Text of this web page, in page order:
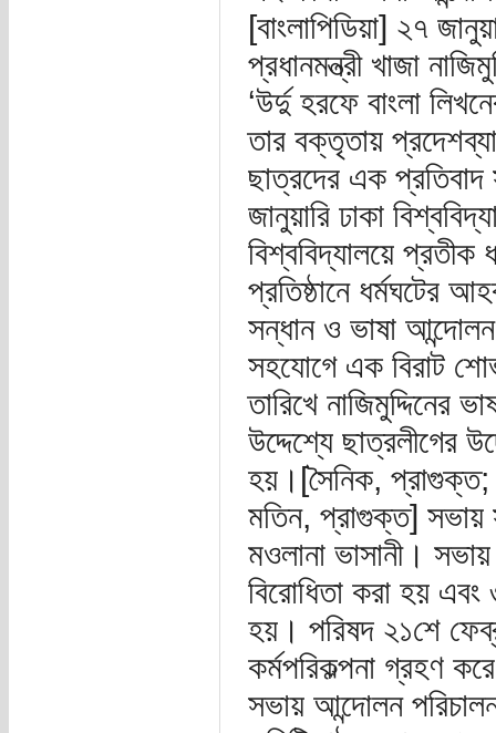
[বাংলাপিডিয়া] ২৭
প্রধানমন্ত্রী খাজা
‘উর্দু হরফে বাংলা
তার বক্তৃতায়
ছাত্রদের এক
জানুয়ারি ঢাকা
বিশ্ববিদ্যালয়ে প্রতীক
প্রতিষ্ঠানে ধর্মঘটের
সন্ধান ও ভাষা
সহযোগে এক বিরাট
তারিখে নাজিমুদ্দিনের
উদ্দেশ্যে ছাত্রলীগের
হয়।[সৈনিক, প্রাগুক্ত;
মতিন, প্রাগুক্ত] সভায়
মওলানা ভাসানী।
বিরোধিতা করা হয় এবং
হয়। পরিষদ ২১শে
কর্মপরিকল্পনা গ্রহণ
সভায় আন্দোলন